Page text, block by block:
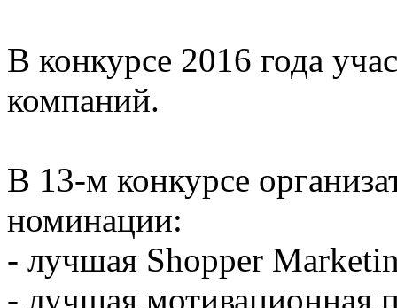
В конкурсе 2016 года
компаний.
В 13-м конкурсе
номинации:
- лучшая Shopper
- лучшая мотивационная